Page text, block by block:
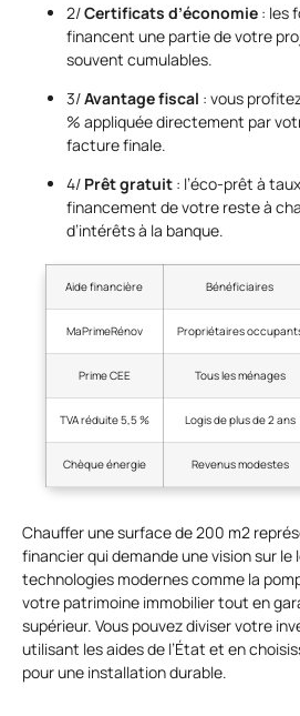
2/Certificats d’économie : les
financent une partie de votre
souvent cumulables.
3/Avantage fiscal : vous
% appliquée directement par
facture finale.
4/ Prêt gratuit : l’éco-prêt à
financement de votre reste à
d’intérêts à la banque.
Aide financière Bénéficiaires
MaPrimeRénov Propriétaires
Prime CEE Tous les ménages
TVA réduite 5,5 % Logis de plus de 2 ans
Chèque énergie Revenus modestes
Chauffer une surface de 200 m2
financier qui demande une vision sur le
technologies modernes comme la
votre patrimoine immobilier tout en
supérieur. Vous pouvez diviser votre
utilisant les aides de l’État et en
pour une installation durable.